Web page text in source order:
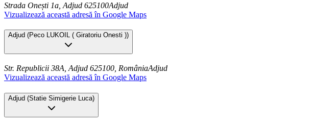
Strada Onești 1a, Adjud 625100Adjud
Vizualizează această adresă în Google Maps
Adjud (Peco LUKOIL ( Giratoriu Onesti ))
Str. Republicii 38A, Adjud 625100, RomâniaAdjud
Vizualizează această adresă în Google Maps
Adjud (Statie Simigerie Luca)